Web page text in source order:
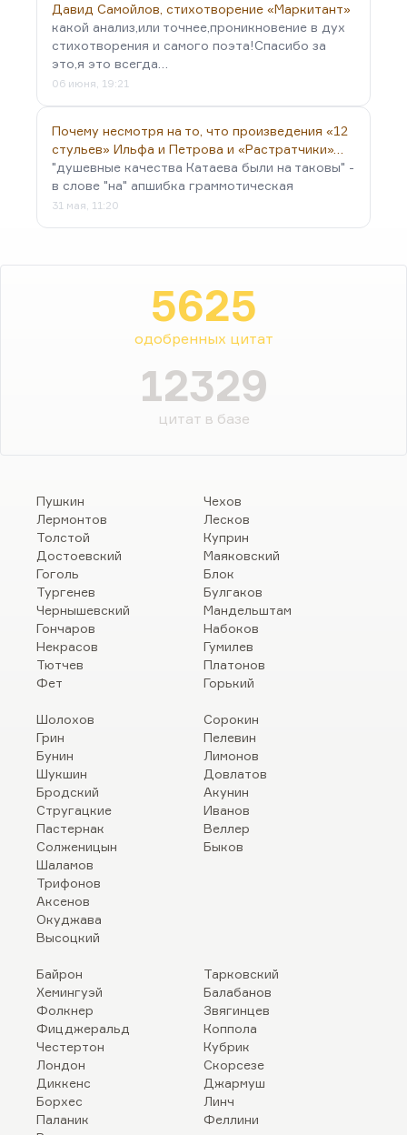
Давид Самойлов, стихотворение «Маркитант»
какой анализ,или точнее,проникновение в дух
стихотворения и самого поэта!Спасибо за
это,я это всегда…
06 июня, 19:21
Почему несмотря на то, что произведения «12
стульев» Ильфа и Петрова и «Растратчики»…
"душевные качества Катаева были на таковы" -
в слове "на" апшибка граммотическая
31 мая, 11:20
5625
одобренных цитат
12329
цитат в базе
Пушкин
Лермонтов
Толстой
Достоевский
Гоголь
Тургенев
Чернышевский
Гончаров
Некрасов
Тютчев
Фет
Чехов
Лесков
Куприн
Маяковский
Блок
Булгаков
Мандельштам
Набоков
Гумилев
Платонов
Горький
Шолохов
Грин
Бунин
Шукшин
Бродский
Стругацкие
Пастернак
Солженицын
Шаламов
Трифонов
Аксенов
Окуджава
Высоцкий
Сорокин
Пелевин
Лимонов
Довлатов
Акунин
Иванов
Веллер
Быков
Байрон
Хемингуэй
Фолкнер
Фицджеральд
Честертон
Лондон
Диккенс
Борхес
Паланик
Тарковский
Балабанов
Звягинцев
Коппола
Кубрик
Скорсезе
Джармуш
Линч
Феллини